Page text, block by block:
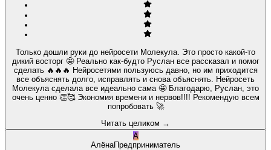
Только дошли руки до нейросети Молекула. Это просто какой-то
дикий восторг 🤩 Реально как-будто Руслан все рассказал и помог
сделать 🔥🔥🔥 Нейросетями пользуюсь давно, но им приходится
все объяснять долго, исправлять и снова объяснять. Нейросеть
Молекула сделала все идеально сама 🤩 Благодарю, Руслан, это
очень ценно 👏🥰 Экономия времени и нервов!!!! Рекомендую всем
попробовать 🚀
Читать целиком →
А
АлёнаПредприниматель